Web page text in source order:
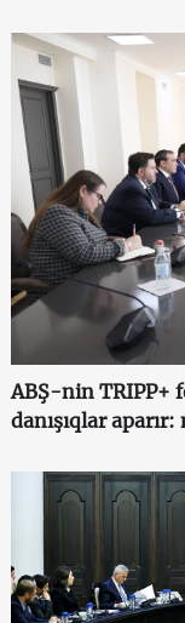
ABŞ-nin TRIPP+
danışıqlar